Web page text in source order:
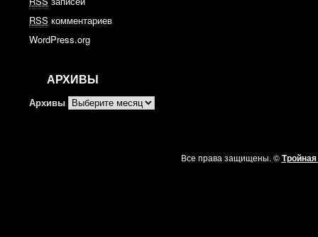
RSS комментариев
WordPress.org
АРХИВЫ
Архивы
Все права защищены. ©